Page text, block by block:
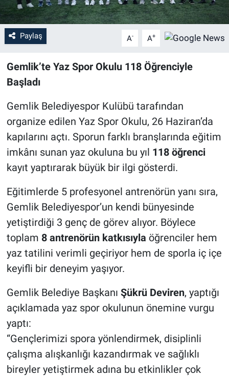
Paylaş A- A+
Gemlik’te Yaz Spor Okulu 118 Öğrenciyle
Başladı
Gemlik Belediyespor Kulübü tarafından
organize edilen Yaz Spor Okulu, 26 Haziran’da
kapılarını açtı. Sporun farklı branşlarında eğitim
imkânı sunan yaz okuluna bu yıl 118 öğrenci
kayıt yaptırarak büyük bir ilgi gösterdi.
Eğitimlerde 5 profesyonel antrenörün yanı sıra,
Gemlik Belediyespor’un kendi bünyesinde
yetiştirdiği 3 genç de görev alıyor. Böylece
toplam 8 antrenörün katkısıyla öğrenciler hem
yaz tatilini verimli geçiriyor hem de sporla iç içe
keyifli bir deneyim yaşıyor.
Gemlik Belediye Başkanı Şükrü Deviren, yaptığı
açıklamada yaz spor okulunun önemine vurgu
yaptı:
“Gençlerimizi spora yönlendirmek, disiplinli
çalışma alışkanlığı kazandırmak ve sağlıklı
bireyler yetiştirmek adına bu etkinlikler çok
Ekonomi
Dünya
Magazin
Siyaset
Yaşam
Spor
Nöbetçi Eczaneler